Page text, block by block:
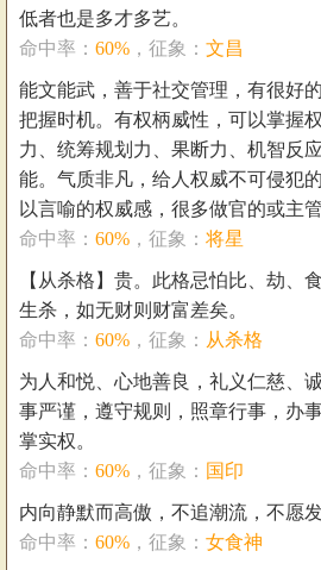
低者也是多才多艺。
命中率： 60% ，征象： 文昌
能文能武，善于社交管理，有很好
把握时机。有权柄威性，可以掌握
力、统筹规划力、果断力、机智反
能。气质非凡，给人权威不可侵犯
以言喻的权威感，很多做官的或主
命中率： 60% ，征象： 将星
【从杀格】贵。此格忌怕比、劫、
生杀，如无财则财富差矣。
命中率： 60% ，征象： 从杀格
为人和悦、心地善良，礼义仁慈、
事严谨，遵守规则，照章行事，办
掌实权。
命中率： 60% ，征象： 国印
内向静默而高傲，不追潮流，不愿发
命中率： 60% ，征象： 女食神